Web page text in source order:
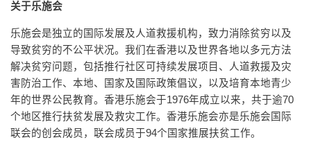
关于乐施会
乐施会是独立的国际发展及人道救援机构，致力消除贫穷以及
导致贫穷的不公平状况。我们在香港以及世界各地以多元方法
解决贫穷问题，包括推行社区可持续发展项目、人道救援及灾
害防治工作、本地、国家及国际政策倡议，以及培育本地青少
年的世界公民教育。香港乐施会于1976年成立以来，共于逾70
个地区推行扶贫发展及救灾工作。香港乐施会亦是乐施会国际
联会的创会成员，联会成员于94个国家推展扶贫工作。